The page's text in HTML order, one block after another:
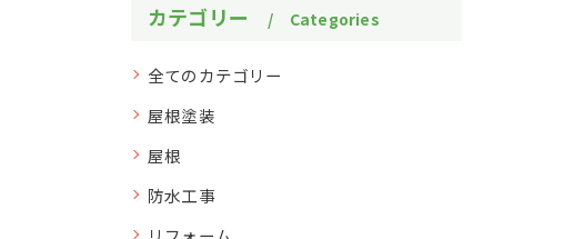
カテゴリー Categories
全てのカテゴリー
屋根塗装
屋根
防水工事